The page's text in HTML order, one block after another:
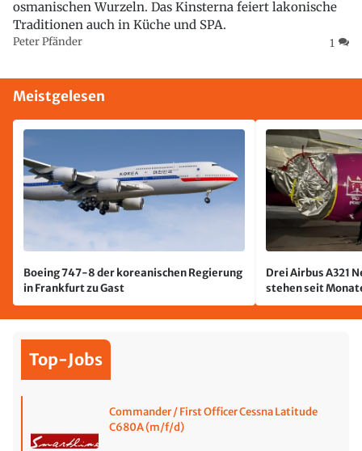
osmanischen Wurzeln. Das Kinsterna feiert lakonische
Traditionen auch in Küche und SPA.
Peter Pfänder 1
Meistgelesen
Boeing 747-8 der koreanischen Regierung
in Frankfurt zu Gast
Drei Airbus A321
stehen seit
jetzt wurde einer
Top-Jobs
Commander / First Officer Cessna Latitude
C680A (m/f/d)